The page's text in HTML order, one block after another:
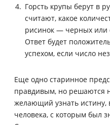
Горсть крупы берут в
считают, какое
рисинок — черных или
Ответ будет
успехом, если число
Еще одно старинное
правдивым, но решаются
желающий узнать истину,
человека, с которым был